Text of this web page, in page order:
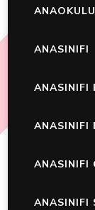
ANAOKULU
ANASINIFI
ANASINIFI
ANASINIFI
ANASINIFI
ANASINIFI